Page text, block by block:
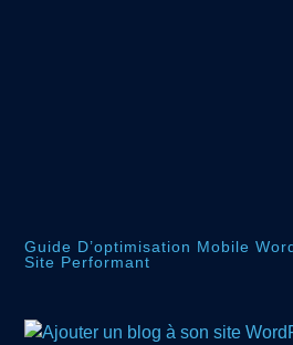
Guide D’optimisation Mobile
Site Performant